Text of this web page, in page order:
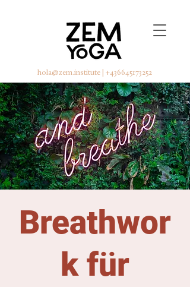
hola@zem.institute +436645173252
Breathwor
k für